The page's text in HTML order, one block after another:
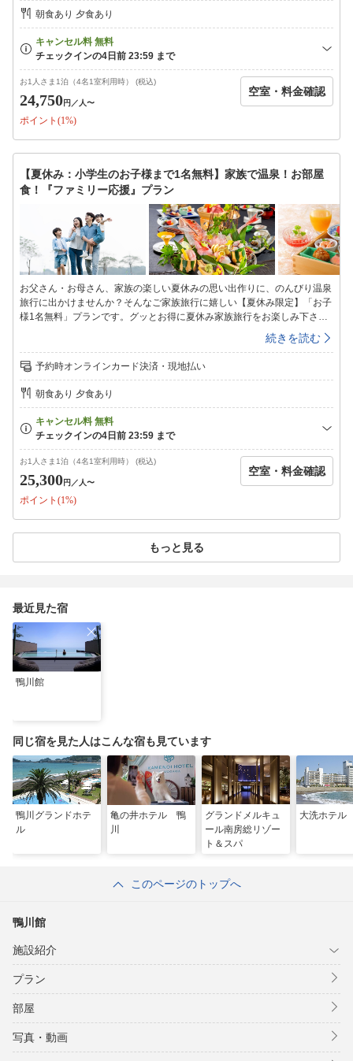
を楽しむフリーフロースタイル。自由度の高いパブリックスペースで鴨川
館のココロばかりを体験下さい。◆◇プラン内容◆◇チェックイン時間前
の14:00〜ご滞在中は、テラスリビング風光をご自由にご利用いただけま
す。チェックインお手続きもご希望で風光にて行ない、引き続きご利用の
方へはお好きなタイミングでお部屋に行ける様、ご希望でお部屋案内を省
略させていただきます。※営業時間14:00〜23:00（最終入場22：30）・
5:00〜11：00※テラスリビング風光に入場いただけるカードキーをチェ
ックイン時にお渡しします※詳しくは鴨川館HPの風光専用ページをご確
認下さい。◇◆プランお願い事項◆◇※テラスリビング風光は、お子様
宿では不定期で板前ライブダイニングMAIWAI，ラウンジ松林にて、夕刻
にフリードリンクタイムを無料で実施する事もございます。▼△お食事の
ご案内▽▲【ご夕食】房総の山海の幸がいっぱいの和食会席を、個室食事
処にて（5名様以上は、小宴会場(料理内容も変更)になる場合がありま
す）【ご朝食】ダイニングMAIWAIにて和洋ビュッフェまたはお部屋にて
和食朝食膳です。※お部屋へのご用意は、お部屋タイプ毎にご用意の可
否・可能人数制限(詳しくは各お部屋タイプ説明をご確認下さい)があり、
当日17時までのお申込み分までとなります。※当館の客室は【全室禁煙】
でのご用意となります。
朝食あり 夕食あり
お1人さま1泊（4名1室利用時） (税込)
24,750円 ／人〜
ポイント(1%)
空室・料金確認
【夏休み：小学生のお子様まで1名無料】家族で温泉！お部屋
食！『ファミリー応援』プラン
お父さん・お母さん、家族の楽しい夏休みの思い出作りに、のんびり温泉
旅行に出かけませんか？そんなご家族旅行に嬉しい【夏休み限定】「お子
様1名無料」プランです。グッとお得に夏休み家族旅行をお楽しみ下さい
ませ♪◆◇プラン特典◆◇1.お子様(3歳〜小学生)1名様【無料】にてご宿
泊！※無料特典のお子様は、ご夕食「お子様ランチ」とお休みのお布団を
ご用意させていただき、お子様二人目からは通常ご料金です。※当館は
【0歳〜2歳】のお子様は、元々無料にてお泊りいただけますので、
『BABY温泉プラン』をおすすめしております。2.ご夕食は季節の旬の食
材を用いた和食会席を『お部屋食』にて！※料金例(税込)大人2名様・小
学4年生・小学1年生のご家族、平日・檜内風呂付き和室にご宿泊[通常]大
人（29，700円×2名様）+小人A:70％（20，790円）+小人B:50％（14，
850円）=95，040円[本プラン利用時]小人Aのお子様が無料（ご夕食はお
子様ランチに変更）→74，250円＜20，790円お得＞●○ご予約入力時注意
事項●○無料特典となるお子様分人数は、【ご予約人数含めず】メッセージ
欄にて年齢をお教え下さい。ご人数入力されますと、無料特典となりませ
んので、ご了承下さいませ。例)大人2名、小学生2名でご予約の場合⇒大
上は小宴会場(お料理内容も変更)でのご用意となります。また、遅いご到
しくは各お部屋タイプ説明をご確認下さい)があり、当日17時までのお申
込み分までとなります。
続きを読む
予約時オンラインカード決済・現地払い
朝食あり 夕食あり
お1人さま1泊（4名1室利用時） (税込)
25,300円 ／人〜
ポイント(1%)
空室・料金確認
もっと見る
最近見た宿
鴨川館
同じ宿を見た人はこんな宿も見ています
鴨川グランドホテ
ル
亀の井ホテル 鴨
川
グランドメルキュ
ール南房総リゾー
ト＆スパ
大洗ホテル
このページのトップへ
鴨川館
施設紹介
プラン
部屋
写真・動画